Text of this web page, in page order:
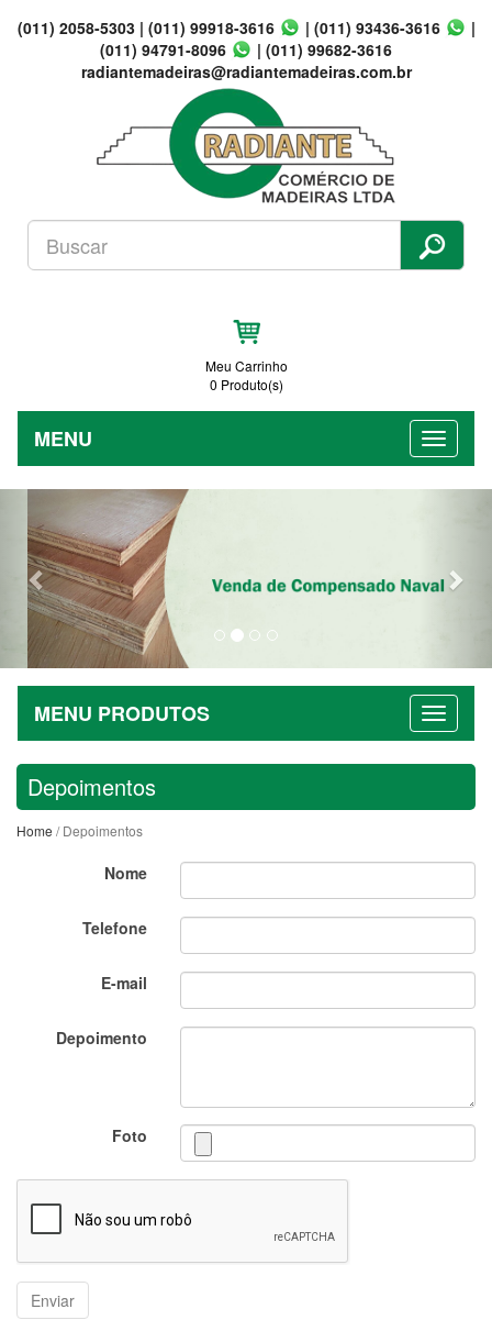
(011) 2058-5303| (011) 99918-3616 | (011) 93436-3616
|
(011) 94791-8096
| (011) 99682-3616
radiantemadeiras@radiantemadeiras.com.br
Meu Carrinho
0 Produto(s)
MENU
Previous
MENU PRODUTOS
Depoimentos
Home / Depoimentos
Nome
Telefone
E-mail
Depoimento
Foto